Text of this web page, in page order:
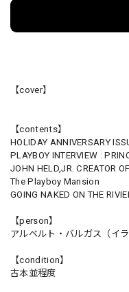
【cover】
【contents】
HOLIDAY ANNIVERSARY
PLAYBOY INTERVIEW :
JOHN HELD,JR. CREATOR
The Playboy Mansion
GOING NAKED ON THE
【person】
アルベルト・バルガス（イラ
【condition】
古本並程度